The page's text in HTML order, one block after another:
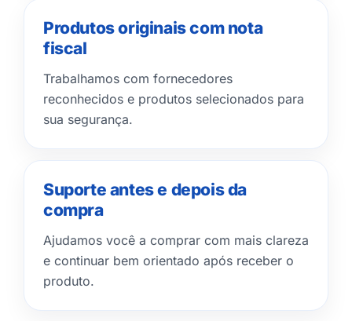
Produtos originais com nota
fiscal
Trabalhamos com fornecedores
reconhecidos e produtos selecionados para
sua segurança.
Suporte antes e depois da
compra
Ajudamos você a comprar com mais clareza
e continuar bem orientado após receber o
produto.